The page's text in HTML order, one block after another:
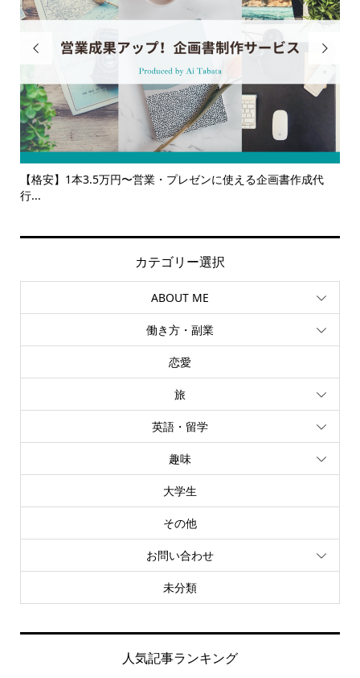

【サービス一覧】広報・企画・デザインの単発依頼からトータ
ルサ...

カテゴリー選択
ABOUT ME
働き方・副業
恋愛
旅
英語・留学
趣味
大学生
その他
お問い合わせ
未分類
人気記事ランキング